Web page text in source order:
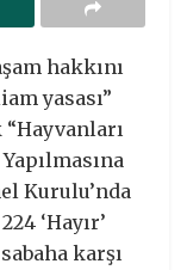
hakkını
yasası”
Kurulu’nda
‘Hayır’
karşı